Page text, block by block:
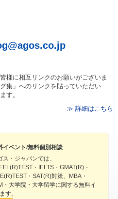
様に相互リンクのお願いがございま
集」へのリンクを貼っていただい
す。
≫ 詳細はこちら
イベント/無料個別相談
ス・ジャパンでは、
・IELTS・GMAT(R)・
・SAT(R)対策、MBA・
・大学院・大学留学に関する無料イ
す。